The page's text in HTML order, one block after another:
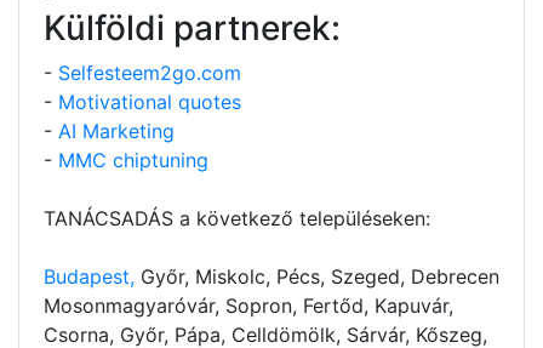
Külföldi partnerek:
- Selfesteem2go.com
- Motivational quotes
- AI Marketing
- MMC chiptuning
TANÁCSADÁS a következő településeken:
Budapest, Győr, Miskolc, Pécs, Szeged, Debrecen
Mosonmagyaróvár, Sopron, Fertőd, Kapuvár,
Csorna, Győr, Pápa, Celldömölk, Sárvár, Kőszeg,